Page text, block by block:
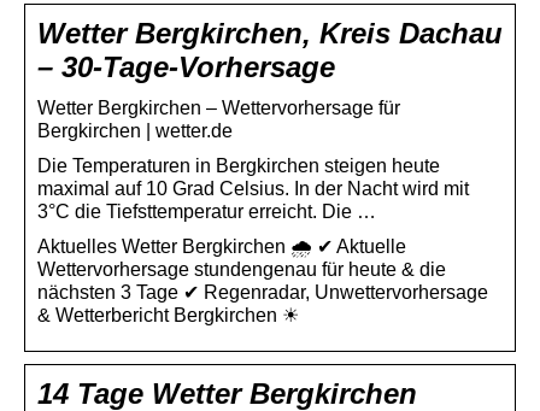
Wetter Bergkirchen, Kreis Dachau
– 30-Tage-Vorhersage
Wetter Bergkirchen – Wettervorhersage für
Bergkirchen | wetter.de
Die Temperaturen in Bergkirchen steigen heute
maximal auf 10 Grad Celsius. In der Nacht wird mit
3°C die Tiefsttemperatur erreicht. Die …
Aktuelles Wetter Bergkirchen 🌧️ ✔ Aktuelle
Wettervorhersage stundengenau für heute & die
nächsten 3 Tage ✔ Regenradar, Unwettervorhersage
& Wetterbericht Bergkirchen ☀
14 Tage Wetter Bergkirchen